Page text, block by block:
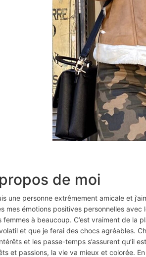
de moi
une personne extrêmement amicale et
mes émotions positives personnelles avec
femmes à beaucoup. C’est vraiment de la
et que je ferai des chocs agréables.
et les passe-temps s’assurent qu’il
et passions, la vie va mieux et colorée.